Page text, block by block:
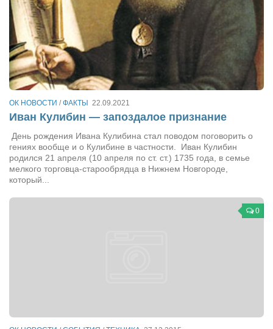
Сергей Шепилов
Актёры
Валентин Бурый
Артём Мяус
Барды
Владимир Айзенберг
Игорь Добровольский
Ольга Козаченко
Оксана Скоробагатская
Врач психиатр–нарколог Анплеев А.Б.
ОК НОВОСТИ /ФАКТЫ 22.09.2021
Иван Кулибин — запоздалое признание
День рождения Ивана Кулибина стал поводом поговорить о
гениях вообще и о Кулибине в частности. Иван Кулибин
родился 21 апреля (10 апреля по ст. ст.) 1735 года, в семье
мелкого торговца-старообрядца в Нижнем Новгороде,
который...
0